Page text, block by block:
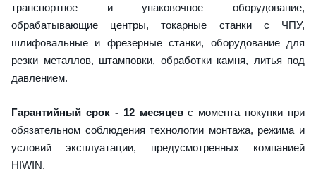
транспортное и упаковочное оборудование,
обрабатывающие центры, токарные станки с ЧПУ,
шлифовальные и фрезерные станки, оборудование для
резки металлов, штамповки, обработки камня, литья под
давлением.
Гарантийный срок - 12 месяцевс момента покупки при
обязательном соблюдения технологии монтажа, режима и
условий эксплуатации, предусмотренных компанией
HIWIN.